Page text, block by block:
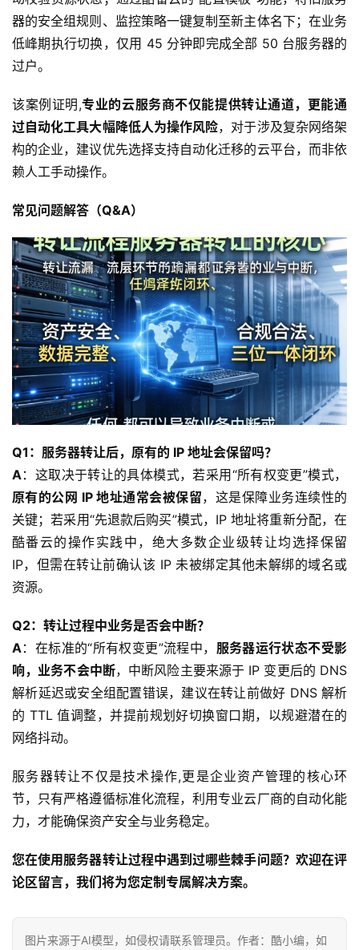
服
务
互
联
网
+
动
关
于
我
们
器的安全组规则、监控策略一键复制至新主体名下；在业务
低峰期执行切换，仅用 45 分钟即完成全部 50 台服务器的
过户。
该案例证明,专业的云服务商不仅能提供转让通道，更能通
过自动化工具大幅降低人为操作风险，对于涉及复杂网络架
构的企业，建议优先选择支持自动化迁移的云平台，而非依
赖人工手动操作。
常见问题解答（Q&A）
Q1：服务器转让后，原有的 IP 地址会保留吗？
A ：这取决于转让的具体模式，若采用“所有权变更”模式，
原有的公网 IP 地址通常会被保留，这是保障业务连续性的
关键；若采用“先退款后购买”模式，IP 地址将重新分配，在
酷番云的操作实践中，绝大多数企业级转让均选择保留
IP，但需在转让前确认该 IP 未被绑定其他未解绑的域名或
资源。
Q2：转让过程中业务是否会中断？
A ：在标准的“所有权变更”流程中， 服务器运行状态不受影
响，业务不会中断，中断风险主要来源于 IP 变更后的 DNS
解析延迟或安全组配置错误，建议在转让前做好 DNS 解析
的 TTL 值调整，并提前规划好切换窗口期，以规避潜在的
网络抖动。
服务器转让不仅是技术操作,更是企业资产管理的核心环
节，只有严格遵循标准化流程，利用专业云厂商的自动化能
力，才能确保资产安全与业务稳定。
您在使用服务器转让过程中遇到过哪些棘手问题？欢迎在评
论区留言，我们将为您定制专属解决方案。
图片来源于AI模型，如侵权请联系管理员。作者：酷小编，如